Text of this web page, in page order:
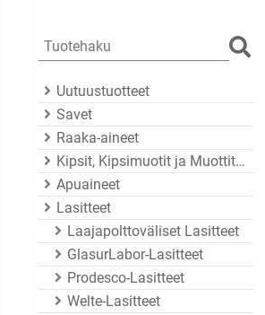
Uutuustuotteet
Savet
Raaka-aineet
Kipsit, Kipsimuotit ja Muottitarvikkeet
Apuaineet
Lasitteet
Laajapolttoväliset Lasitteet
GlasurLabor-Lasitteet
Prodesco-Lasitteet
Welte-Lasitteet